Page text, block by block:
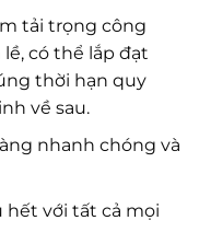
tải trọng công
có thể lắp đạt
thời hạn quy
về sau.
nhanh chóng và
hết với tất cả mọi